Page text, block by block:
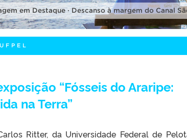
em Destaque · Descanso à margem do Canal
“Fósseis do Araripe:
na Terra”
Ritter, da Universidade Federal de